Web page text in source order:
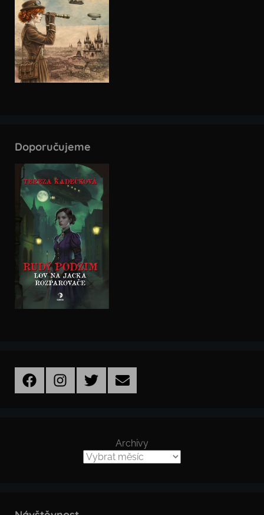
Doporučujeme
FacebookInstagramTwitter Email
Archivy